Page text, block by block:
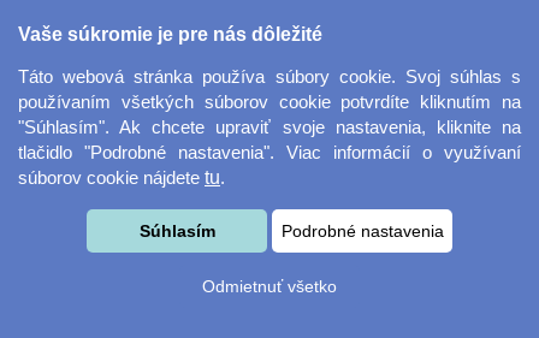
fotografie
Vaše súkromie je pre nás dôležité
Táto webová stránka používa súbory cookie. Svoj súhlas s
používaním všetkých súborov cookie potvrdíte kliknutím na
"Súhlasím". Ak chcete upraviť svoje nastavenia, kliknite na
tlačidlo "Podrobné nastavenia". Viac informácií o využívaní
súborov cookie nájdete tu.
Súhlasím Podrobné nastavenia
Odmietnuť všetko